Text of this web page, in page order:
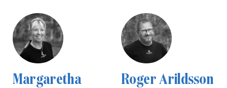
Margaretha
Roger Arildsson